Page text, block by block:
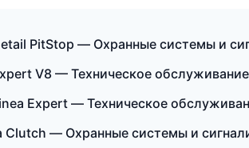
PitStop — Охранные системы и
V8 — Техническое обслуживание
Expert — Техническое
Clutch — Охранные системы и